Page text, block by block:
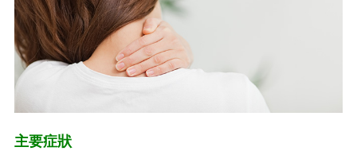
主要症狀